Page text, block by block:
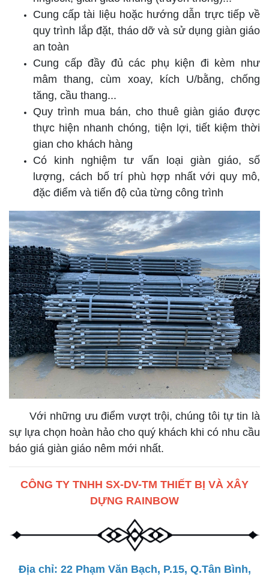
Cung cấp tài liệu hoặc hướng dẫn trực tiếp về
quy trình lắp đặt, tháo dỡ và sử dụng giàn giáo
an toàn
Cung cấp đầy đủ các phụ kiện đi kèm như
mâm thang, cùm xoay, kích U/bằng, chống
tăng, cầu thang...
Quy trình mua bán, cho thuê giàn giáo được
thực hiện nhanh chóng, tiện lợi, tiết kiệm thời
gian cho khách hàng
Có kinh nghiệm tư vấn loại giàn giáo, số
lượng, cách bố trí phù hợp nhất với quy mô,
đặc điểm và tiến độ của từng công trình
Với những ưu điểm vượt trội, chúng tôi tự tin là
sự lựa chọn hoàn hảo cho quý khách khi có nhu cầu
báo giá giàn giáo nêm mới nhất.
CÔNG TY TNHH SX-DV-TM THIẾT BỊ VÀ XÂY
DỰNG RAINBOW
Địa chỉ: 22 Phạm Văn Bạch, P.15, Q.Tân Bình,